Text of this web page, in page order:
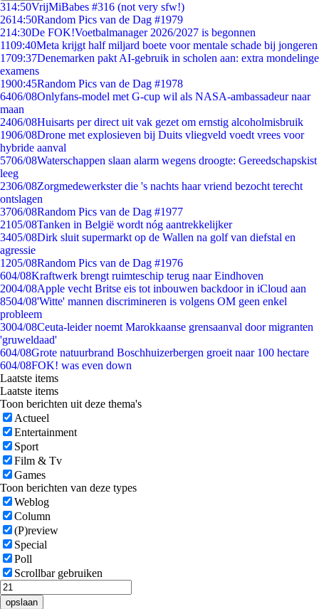
314:50VrijMiBabes #316 (not very sfw!)
2614:50Random Pics van de Dag #1979
214:30De FOK!Voetbalmanager 2026/2027 is begonnen
1109:40Meta krijgt half miljard boete voor mentale schade bij jongeren
1709:37Denemarken pakt AI-gebruik in scholen aan: extra mondelinge
examens
1900:45Random Pics van de Dag #1978
6406/08Onlyfans-model met G-cup wil als NASA-ambassadeur naar
maan
2406/08Huisarts per direct uit vak gezet om ernstig alcoholmisbruik
1906/08Drone met explosieven bij Duits vliegveld voedt vrees voor
hybride aanval
5706/08Waterschappen slaan alarm wegens droogte: Gereedschapskist
leeg
2306/08Zorgmedewerkster die 's nachts haar vriend bezocht terecht
ontslagen
3706/08Random Pics van de Dag #1977
2105/08Tanken in België wordt nóg aantrekkelijker
3405/08Dirk sluit supermarkt op de Wallen na golf van diefstal en
agressie
1205/08Random Pics van de Dag #1976
604/08Kraftwerk brengt ruimteschip terug naar Eindhoven
2004/08Apple vecht Britse eis tot inbouwen backdoor in iCloud aan
8504/08'Witte' mannen discrimineren is volgens OM geen enkel
probleem
3004/08Ceuta-leider noemt Marokkaanse grensaanval door migranten
'gruweldaad'
604/08Grote natuurbrand Boschhuizerbergen groeit naar 100 hectare
604/08FOK! was even down
Laatste items
Laatste items
Toon berichten uit deze thema's
Actueel
Entertainment
Sport
Film & Tv
Games
Toon berichten van deze types
Weblog
Column
(P)review
Special
Poll
Scrollbar gebruiken
opslaan